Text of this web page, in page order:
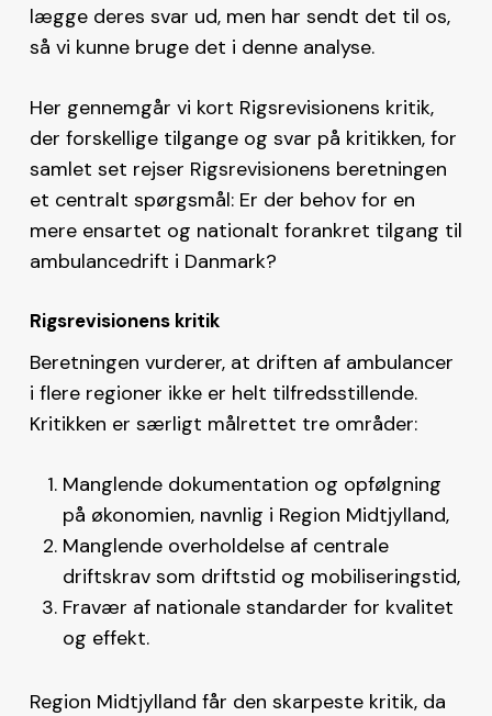
lægge deres svar ud, men har sendt det til os,
så vi kunne bruge det i denne analyse.
Her gennemgår vi kort Rigsrevisionens kritik,
der forskellige tilgange og svar på kritikken, for
samlet set rejser Rigsrevisionens beretningen
et centralt spørgsmål: Er der behov for en
mere ensartet og nationalt forankret tilgang til
ambulancedrift i Danmark?
Rigsrevisionens kritik
Beretningen vurderer, at driften af ambulancer
i flere regioner ikke er helt tilfredsstillende.
Kritikken er særligt målrettet tre områder:
Manglende dokumentation og opfølgning
på økonomien, navnlig i Region Midtjylland,
Manglende overholdelse af centrale
driftskrav som driftstid og mobiliseringstid,
Fravær af nationale standarder for kvalitet
og effekt.
Region Midtjylland får den skarpeste kritik, da